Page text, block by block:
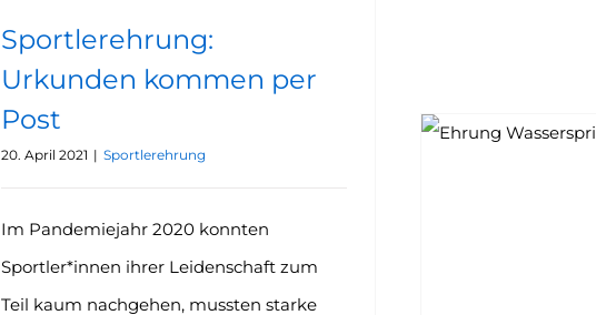
Sportlerehrung:
Urkunden kommen per
Post
20. April 2021 | Sportlerehrung
Im Pandemiejahr 2020 konnten
Sportler*innen ihrer Leidenschaft zum
Teil kaum nachgehen, mussten starke